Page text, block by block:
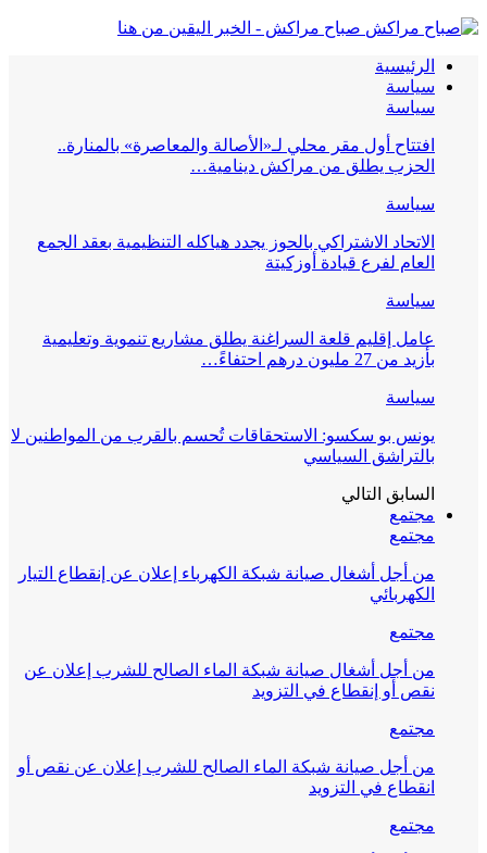
صباح مراكش - الخبر اليقين من هنا
الرئيسية
سياسة
سياسة
افتتاح أول مقر محلي لـ«الأصالة والمعاصرة» بالمنارة..
الحزب يطلق من مراكش دينامية…
سياسة
الاتحاد الاشتراكي بالحوز يجدد هياكله التنظيمية بعقد الجمع
العام لفرع قيادة أوزكيتة
سياسة
عامل إقليم قلعة السراغنة يطلق مشاريع تنموية وتعليمية
بأزيد من 27 مليون درهم احتفاءً…
سياسة
يونس بو سكسو: الاستحقاقات تُحسم بالقرب من المواطنين لا
بالتراشق السياسي
السابق التالي
مجتمع
مجتمع
من أجل أشغال صيانة شبكة الكهرباء إعلان عن إنقطاع التيار
الكهربائي
مجتمع
من أجل أشغال صيانة شبكة الماء الصالح للشرب إعلان عن
نقص أو إنقطاع في التزويد
مجتمع
من أجل صيانة شبكة الماء الصالح للشرب إعلان عن نقص أو
انقطاع في التزويد
مجتمع